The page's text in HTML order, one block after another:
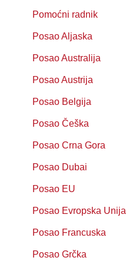
Pomoćni radnik
Posao Aljaska
Posao Australija
Posao Austrija
Posao Belgija
Posao Češka
Posao Crna Gora
Posao Dubai
Posao EU
Posao Evropska Unija
Posao Francuska
Posao Grčka